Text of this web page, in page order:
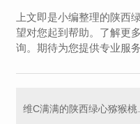
上文即是小编整理的陕西
望对您起到帮助。了解更
询。期待为您提供专业服